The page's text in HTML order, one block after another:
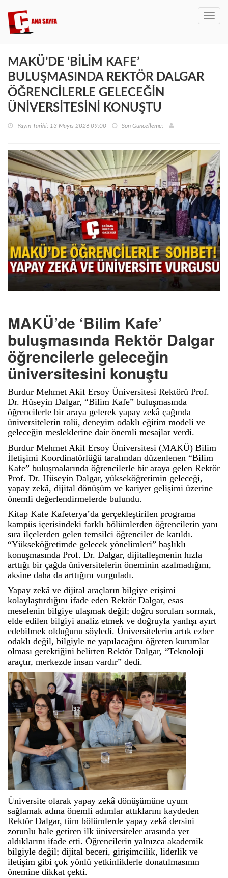
MAKÜ’DE ‘BİLİM KAFE’
BULUŞMASINDA REKTÖR DALGAR
ÖĞRENCİLERLE GELECEĞİN
ÜNİVERSİTESİNİ KONUŞTU
Yayın Tarihi: 13 Mayıs 2026 09:00 Son Güncelleme:
MAKÜ’de ‘Bilim Kafe’
buluşmasında Rektör Dalgar
öğrencilerle geleceğin
üniversitesini konuştu
Burdur Mehmet Akif Ersoy Üniversitesi Rektörü Prof.
Dr. Hüseyin Dalgar, “Bilim Kafe” buluşmasında
öğrencilerle bir araya gelerek yapay zekâ çağında
üniversitelerin rolü, deneyim odaklı eğitim modeli ve
geleceğin mesleklerine dair önemli mesajlar verdi.
Burdur Mehmet Akif Ersoy Üniversitesi (MAKÜ) Bilim
İletişimi Koordinatörlüğü tarafından düzenlenen “Bilim
Kafe” buluşmalarında öğrencilerle bir araya gelen Rektör
Prof. Dr. Hüseyin Dalgar, yükseköğretimin geleceği,
yapay zekâ, dijital dönüşüm ve kariyer gelişimi üzerine
önemli değerlendirmelerde bulundu.
Kitap Kafe Kafeterya’da gerçekleştirilen programa
kampüs içerisindeki farklı bölümlerden öğrencilerin yanı
sıra ilçelerden gelen temsilci öğrenciler de katıldı.
“Yükseköğretimde gelecek yönelimleri” başlıklı
konuşmasında Prof. Dr. Dalgar, dijitalleşmenin hızla
arttığı bir çağda üniversitelerin öneminin azalmadığını,
aksine daha da arttığını vurguladı.
Yapay zekâ ve dijital araçların bilgiye erişimi
kolaylaştırdığını ifade eden Rektör Dalgar, esas
meselenin bilgiye ulaşmak değil; doğru soruları sormak,
elde edilen bilgiyi analiz etmek ve doğruyla yanlışı ayırt
edebilmek olduğunu söyledi. Üniversitelerin artık ezber
odaklı değil, bilgiyle ne yapılacağını öğreten kurumlar
olması gerektiğini belirten Rektör Dalgar, “Teknoloji
araçtır, merkezde insan vardır” dedi.
Üniversite olarak yapay zekâ dönüşümüne uyum
sağlamak adına önemli adımlar attıklarını kaydeden
Rektör Dalgar, tüm bölümlerde yapay zekâ dersini
zorunlu hale getiren ilk üniversiteler arasında yer
aldıklarını ifade etti. Öğrencilerin yalnızca akademik
bilgiyle değil; dijital beceri, girişimcilik, liderlik ve
iletişim gibi çok yönlü yetkinliklerle donatılmasının
önemine dikkat çekti.